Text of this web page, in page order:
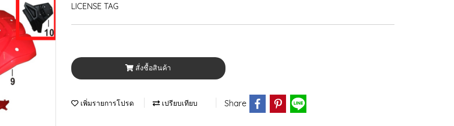
LICENSE TAG
สั่งซื้อสินค้า
เพิ่มรายการโปรด เปรียบเทียบ Share